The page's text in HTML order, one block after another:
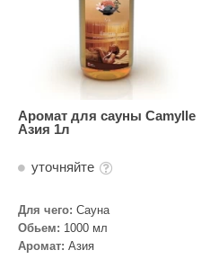
Аромат для сауны Camylle
Азия 1л
уточняйте
Для чего: Сауна
Обьем: 1000 мл
Аромат: Азия